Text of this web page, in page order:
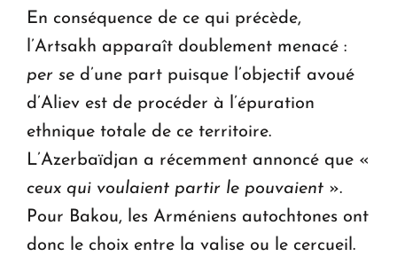
En conséquence de ce qui précède,
l’Artsakh apparaît doublement menacé :
per se d’une part puisque l’objectif avoué
d’Aliev est de procéder à l’épuration
ethnique totale de ce territoire.
L’Azerbaïdjan a récemment annoncé que «
ceux qui voulaient partir le pouvaient ».
Pour Bakou, les Arméniens autochtones ont
donc le choix entre la valise ou le cercueil.